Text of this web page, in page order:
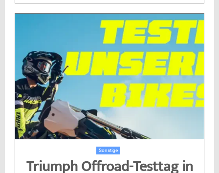
Sonstige
Triumph Offroad-Testtag in